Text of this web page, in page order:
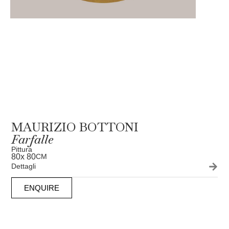
MAURIZIO BOTTONI
Farfalle
Pittura
80x 80CM
Dettagli
ENQUIRE